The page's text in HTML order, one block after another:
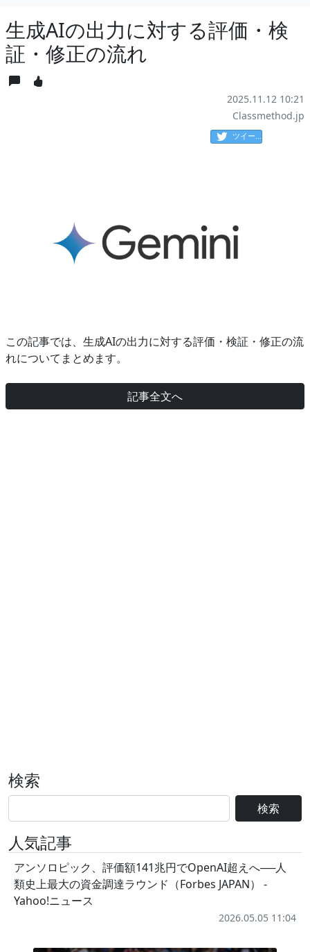
生成AIの出力に対する評価・検
証・修正の流れ
2025.11.12 10:21
Classmethod.jp
ツイート
この記事では、生成AIの出力に対する評価・検証・修正の流
れについてまとめます。
記事全文へ
検索
検索
人気記事
アンソロピック、評価額141兆円でOpenAI超えへ──人
類史上最大の資金調達ラウンド（Forbes JAPAN） -
Yahoo!ニュース
2026.05.05 11:04